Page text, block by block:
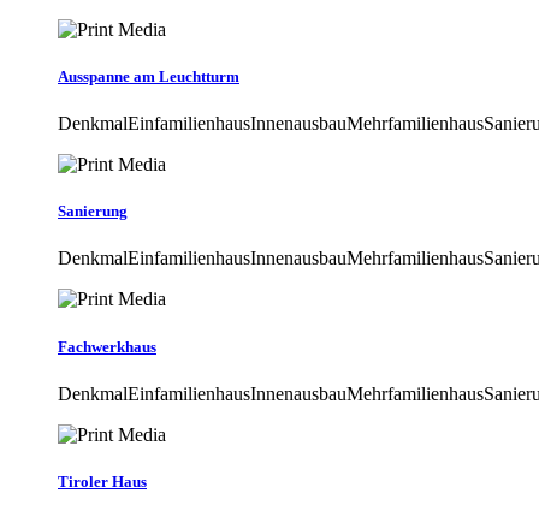
Ausspanne am Leuchtturm
Sanierung
Fachwerkhaus
Tiroler Haus